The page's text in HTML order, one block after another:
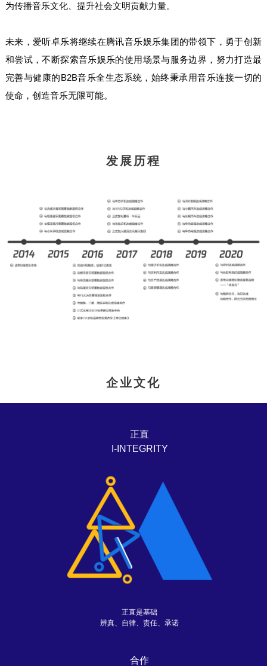
为传播音乐文化、提升社会文明贡献力量。
未来，爱听卓乐将继续在腾讯音乐娱乐集团的带领下，勇于创新
和尝试，不断探索音乐娱乐的使用场景与服务边界，努力打造最
完善与健康的B2B音乐全生态系统，始终秉承用音乐连接一切的
使命，创造音乐无限可能。
发展历程
企业文化
正直
I-INTEGRITY
正直是基础
辨真、自律、责任、承诺
合作